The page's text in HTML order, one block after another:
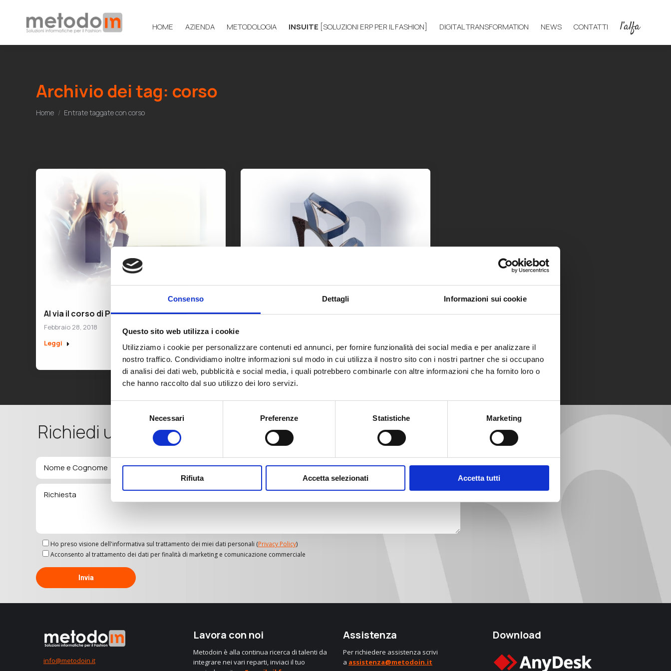
Consenso Dettagli Informazioni sui cookie
Questo sito web utilizza i cookie
Utilizziamo i cookie per personalizzare contenuti ed annunci, per fornire funzionalità dei social media e per analizzare il
nostro traffico. Condividiamo inoltre informazioni sul modo in cui utilizza il nostro sito con i nostri partner che si occupano
di analisi dei dati web, pubblicità e social media, i quali potrebbero combinarle con altre informazioni che ha fornito loro o
che hanno raccolto dal suo utilizzo dei loro servizi.
Selezione
Necessari Preferenze Statistiche Marketing
Rifiuta Accetta selezionati Accetta tutti
HOME AZIENDA METODOLOGIA INSUITE [SOLUZIONI ERP PER IL FASHION] DIGITAL TRANSFORMATION NEWS CONTATTI l’alfa
Archivio dei tag: corso
Tu sei qui:
Home Entrate taggate con corso
Al via il corso di Project Management ??
Febbraio 28, 2018
Leggi
Metodoin – Al via il nuovo corso ICT per il
Leggi
Richiedi una Consulenza Gratuita
Ho preso visione dell'informativa sul trattamento dei miei dati personali (Privacy Policy)
Acconsento al trattamento dei dati per finalità di marketing e comunicazione commerciale
info@metodoin.it
Lavora con noi
Metodoin è alla continua ricerca di talenti da
integrare nei vari reparti, inviaci il tuo
Assistenza
Per richiedere assistenza scrivi
a assistenza@metodoin.it
Download